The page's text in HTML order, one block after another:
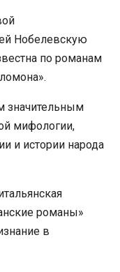
Нобелевскую
по романам
значительным
мифологии,
и истории народа
романы»
в